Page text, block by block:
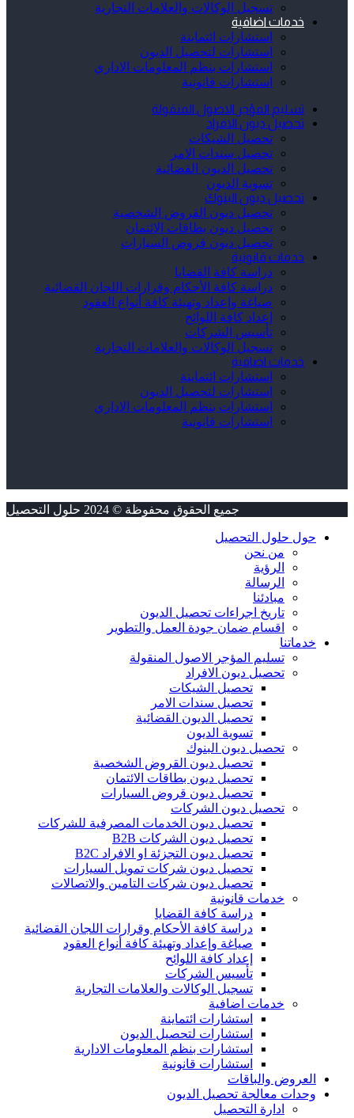
تسجيل الوكالات والعلامات التجارية
خدمات اضافية
استشارات ائتماينة
استشارات لتحصيل الديون
استشارات بنظم المعلومات الاداري
استشارات قانونية
تسليم المؤجر الاصول المنقولة
تحصيل ديون الافراد
تحصيل الشيكات
تحصيل سندات الامر
تحصيل الديون القضائية
تسوية الديون
تحصيل ديون البنوك
تحصيل ديون القروض الشخصية
تحصيل ديون بطاقات الائتمان
تحصيل ديون قروض السيارات
خدمات قانونية
دراسة كافة القضايا
دراسة كافة الأحكام وقرارات اللجان القضائية
صياغة وإعداد وتهيئة كافة أنواع العقود
إعداد كافة اللوائح
تأسيس الشركات
تسجيل الوكالات والعلامات التجارية
خدمات اضافية
استشارات ائتماينة
استشارات لتحصيل الديون
استشارات بنظم المعلومات الاداري
استشارات قانونية
جميع الحقوق محفوظة © 2024 حلول التحصيل
حول حلول التحصيل
من نحن
الرؤية
الرسالة
مبادئنا
تاريخ اجراءات تحصيل الديون
اقسام ضمان جودة العمل والتطوير
خدماتنا
تسليم المؤجر الاصول المنقولة
تحصيل ديون الافراد
تحصيل الشيكات
تحصيل سندات الامر
تحصيل الديون القضائية
تسوية الديون
تحصيل ديون البنوك
تحصيل ديون القروض الشخصية
تحصيل ديون بطاقات الائتمان
تحصيل ديون قروض السيارات
تحصيل ديون الشركات
تحصيل ديون الخدمات المصرفية للشركات
تحصيل ديون الشركات B2B
تحصيل ديون التجزئة او الافراد B2C
تحصيل ديون شركات تمويل السيارات
تحصيل ديون شركات التامين والاتصالات
خدمات قانونية
دراسة كافة القضايا
دراسة كافة الأحكام وقرارات اللجان القضائية
صياغة وإعداد وتهيئة كافة أنواع العقود
إعداد كافة اللوائح
تأسيس الشركات
تسجيل الوكالات والعلامات التجارية
خدمات اضافية
استشارات ائتماينة
استشارات لتحصيل الديون
استشارات بنظم المعلومات الادارية
استشارات قانونية
العروض والباقات
وحدات معالجة تحصيل الديون
ادارة التحصيل